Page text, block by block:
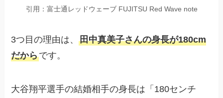
引用：富士通レッドウェーブ FUJITSU Red Wave note
3つ目の理由は、田中真美子さんの身長が180cm
だからです。
大谷翔平選手の結婚相手の身長は「180センチ